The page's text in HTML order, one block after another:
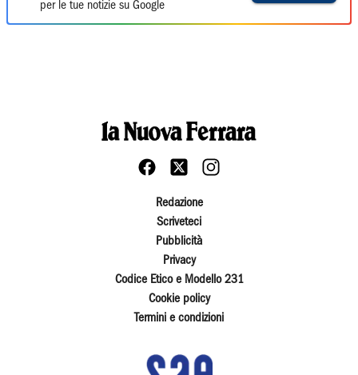
per le tue notizie su Google
Redazione
Scriveteci
Pubblicità
Privacy
Codice Etico e Modello 231
Cookie policy
Termini e condizioni